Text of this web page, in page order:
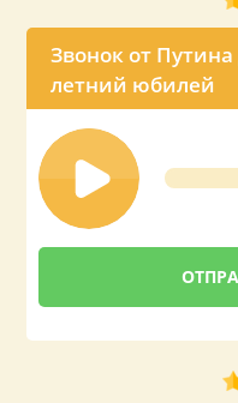
Звонок от
летний юбилей